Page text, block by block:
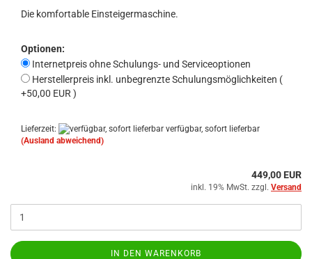
Die komfortable Einsteigermaschine.
Optionen:
Internetpreis ohne Schulungs- und Serviceoptionen
Herstellerpreis inkl. unbegrenzte Schulungsmöglichkeiten (
+50,00 EUR )
Lieferzeit:
verfügbar, sofort lieferbar
(Ausland abweichend)
449,00 EUR
inkl. 19% MwSt. zzgl. Versand
IN DEN WARENKORB